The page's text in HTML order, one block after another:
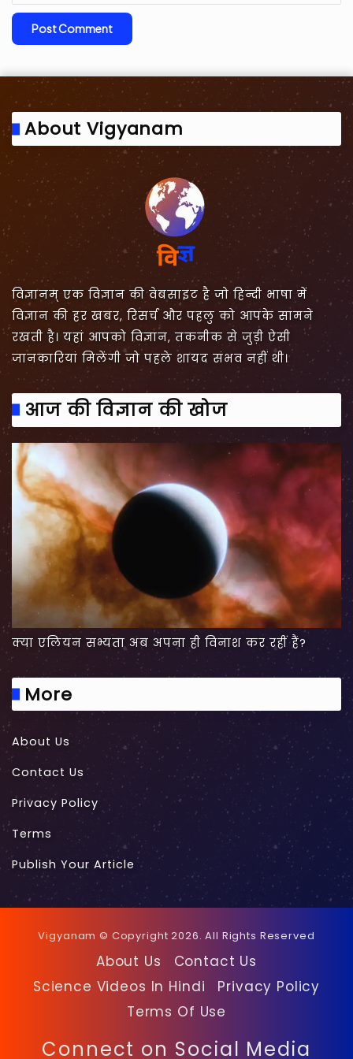
About Vigyanam
विज्ञानम् एक विज्ञान की वेबसाइट है जो हिन्दी भाषा में
विज्ञान की हर खबर, रिसर्च और पहलु को आपके सामने
रखती है। यहां आपको विज्ञान, तकनीक से जुड़ी ऐसी
जानकारियां मिलेंगी जो पहले शायद संभव नहीं थी।
आज की विज्ञान की खोज
क्या एलियन सभ्यता अब अपना ही विनाश कर रहीं हैं?
More
About Us
Contact Us
Privacy Policy
Terms
Publish Your Article
Vigyanam © Copyright 2026. All Rights Reserved
About Us
Contact Us
Science Videos In Hindi
Privacy Policy
Terms Of Use